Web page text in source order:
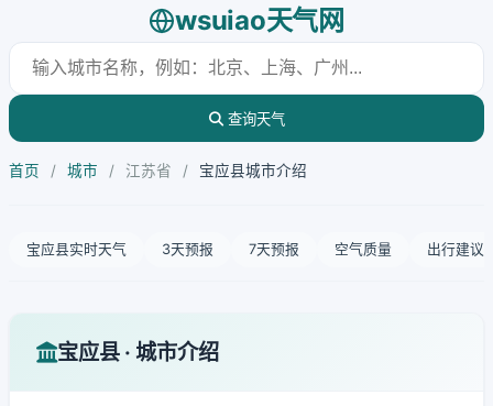
wsuiao天气网
查询天气
首页 / 城市 / 江苏省 / 宝应县城市介绍
宝应县实时天气 3天预报 7天预报 空气质量 出行建议
宝应县 · 城市介绍